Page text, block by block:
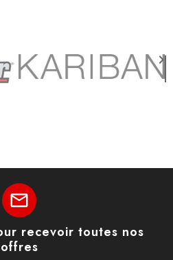

mail
recevoir toutes nos
offres